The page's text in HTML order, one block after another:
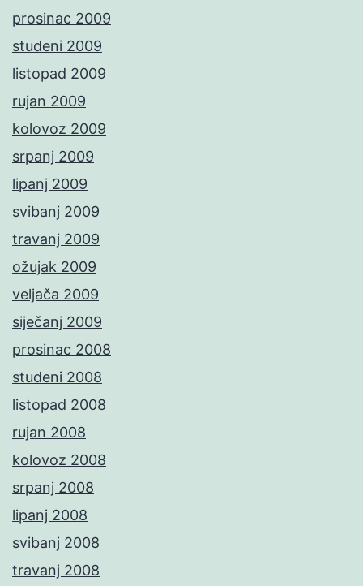
prosinac 2009
studeni 2009
listopad 2009
rujan 2009
kolovoz 2009
srpanj 2009
lipanj 2009
svibanj 2009
travanj 2009
ožujak 2009
veljača 2009
siječanj 2009
prosinac 2008
studeni 2008
listopad 2008
rujan 2008
kolovoz 2008
srpanj 2008
lipanj 2008
svibanj 2008
travanj 2008